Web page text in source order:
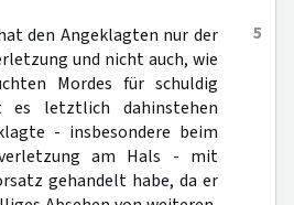
5
den Angeklagten nur der
und nicht auch, wie
Mordes für schuldig
es letztlich dahinstehen
- insbesondere beim
am Hals - mit
gehandelt habe, da er